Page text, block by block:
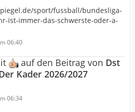
sport/fussball/bundesliga-
ist-immer-das-schwerste-oder-a-
06:40
auf den Beitrag von Dst
Kader 2026/2027
06:34